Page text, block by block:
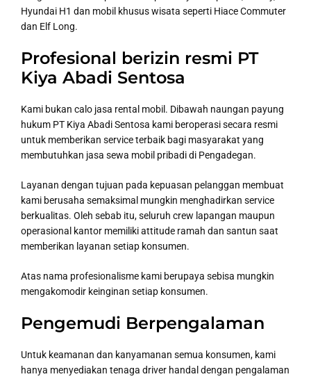
Hyundai H1 dan mobil khusus wisata seperti Hiace Commuter
dan Elf Long.
Profesional berizin resmi PT
Kiya Abadi Sentosa
Kami bukan calo jasa rental mobil. Dibawah naungan payung
hukum PT Kiya Abadi Sentosa kami beroperasi secara resmi
untuk memberikan service terbaik bagi masyarakat yang
membutuhkan jasa sewa mobil pribadi di Pengadegan.
Layanan dengan tujuan pada kepuasan pelanggan membuat
kami berusaha semaksimal mungkin menghadirkan service
berkualitas. Oleh sebab itu, seluruh crew lapangan maupun
operasional kantor memiliki attitude ramah dan santun saat
memberikan layanan setiap konsumen.
Atas nama profesionalisme kami berupaya sebisa mungkin
mengakomodir keinginan setiap konsumen.
Pengemudi Berpengalaman
Untuk keamanan dan kanyamanan semua konsumen, kami
hanya menyediakan tenaga driver handal dengan pengalaman